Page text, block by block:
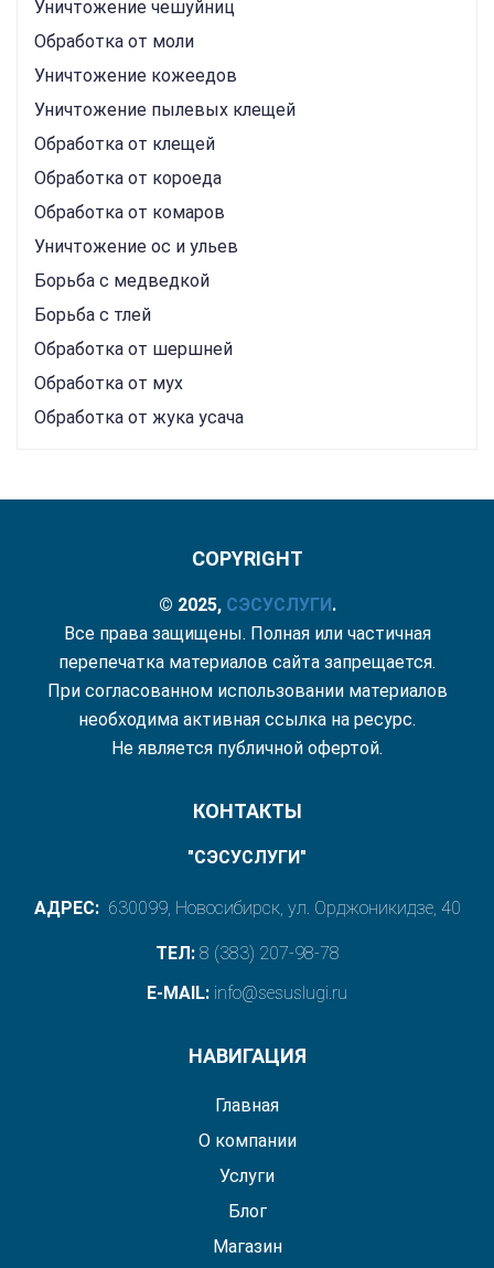
Уничтожение чешуйниц
Обработка от моли
Уничтожение кожеедов
Уничтожение пылевых клещей
Обработка от клещей
Обработка от короеда
Обработка от комаров
Уничтожение ос и ульев
Борьба с медведкой
Борьба с тлей
Обработка от шершней
Обработка от мух
Обработка от жука усача
COPYRIGHT
© 2025, СЭСУСЛУГИ.
Все права защищены. Полная или частичная
перепечатка материалов сайта запрещается.
При согласованном использовании материалов
необходима активная ссылка на ресурс.
Не является публичной офертой.
КОНТАКТЫ
"СЭСУСЛУГИ"
АДРЕС: 630099, Новосибирск, ул. Орджоникидзе, 40
ТЕЛ: 8 (383) 207-98-78
E-MAIL: info@sesuslugi.ru
НАВИГАЦИЯ
Главная
О компании
Услуги
Блог
Магазин